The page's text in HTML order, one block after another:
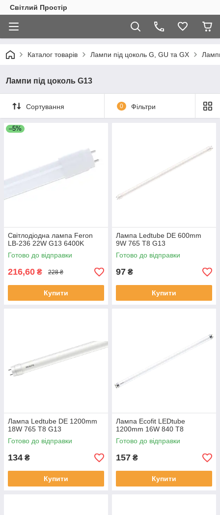
Світлий Простір
Каталог товарів Лампи під цоколь G, GU та GX
Лампи під цоколь G13
Сортування 0 Фільтри
–5%
Світлодіодна лампа Feron
LB-236 22W G13 6400K
Готово до відправки
216,60 ₴ 228 ₴
Купити
Лампа Ledtube DE 600mm
9W 765 T8 G13
Готово до відправки
97 ₴
Купити
Лампа Ledtube DE 1200mm
18W 765 T8 G13
Готово до відправки
134 ₴
Купити
Лампа Ecofit LEDtube
1200mm 16W 840 T8
Готово до відправки
157 ₴
Купити